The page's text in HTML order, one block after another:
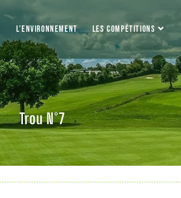
L’ENVIRONNEMENT LES COMPÉTITIONS
Trou N°7